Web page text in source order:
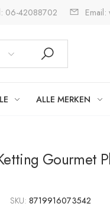
06-42088702 Email:
ALLE MERKEN
Gourmet
SKU:8719916073542